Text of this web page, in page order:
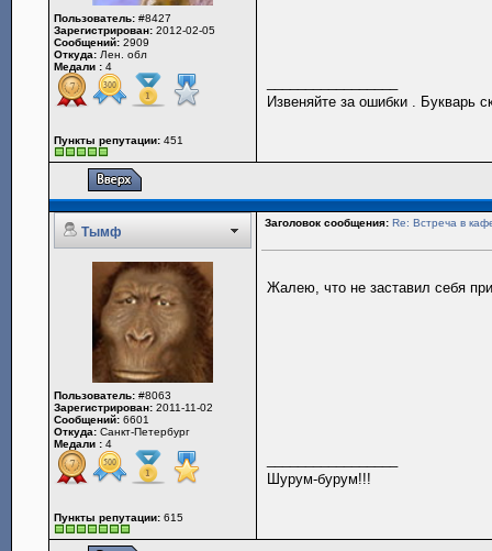
Пользователь: #8427
Зарегистрирован: 2012-02-05
Сообщений: 2909
Откуда: Лен. обл
Медали : 4
Пункты репутации: 451
Извеняйте за ошибки . Букварь
Тымф
Заголовок сообщения: Re: Встреча в
Пользователь: #8063
Зарегистрирован: 2011-11-02
Сообщений: 6601
Откуда: Санкт-Петербург
Медали : 4
Пункты репутации: 615
Жалею, что не заставил себя
Шурум-бурум!!!